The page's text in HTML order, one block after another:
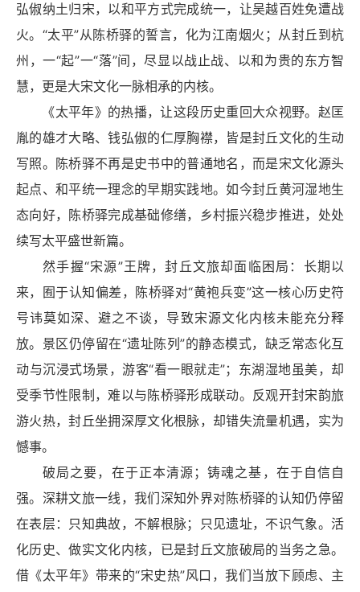
弘俶纳土归宋，以和平方式完成统一，让吴越百姓免遭战
火。“太平”从陈桥驿的誓言，化为江南烟火；从封丘到杭
州，一“起”一“落”间，尽显以战止战、以和为贵的东方智
慧，更是大宋文化一脉相承的内核。
《太平年》的热播，让这段历史重回大众视野。赵匡
胤的雄才大略、钱弘俶的仁厚胸襟，皆是封丘文化的生动
写照。陈桥驿不再是史书中的普通地名，而是宋文化源头
起点、和平统一理念的早期实践地。如今封丘黄河湿地生
态向好，陈桥驿完成基础修缮，乡村振兴稳步推进，处处
续写太平盛世新篇。
然手握“宋源”王牌，封丘文旅却面临困局：长期以
来，囿于认知偏差，陈桥驿对“黄袍兵变”这一核心历史符
号讳莫如深、避之不谈，导致宋源文化内核未能充分释
放。景区仍停留在“遗址陈列”的静态模式，缺乏常态化互
动与沉浸式场景，游客“看一眼就走”；东湖湿地虽美，却
受季节性限制，难以与陈桥驿形成联动。反观开封宋韵旅
游火热，封丘坐拥深厚文化根脉，却错失流量机遇，实为
憾事。
破局之要，在于正本清源；铸魂之基，在于自信自
强。深耕文旅一线，我们深知外界对陈桥驿的认知仍停留
在表层：只知典故，不解根脉；只见遗址，不识气象。活
化历史、做实文化内核，已是封丘文旅破局的当务之急。
借《太平年》带来的“宋史热”风口，我们当放下顾虑、主